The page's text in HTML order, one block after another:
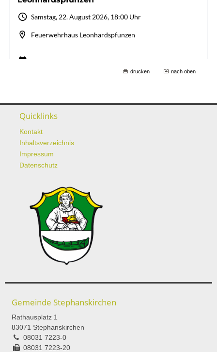
drucken nach oben
Quicklinks
Kontakt
Inhaltsverzeichnis
Impressum
Datenschutz
Gemeinde Stephanskirchen
Rathausplatz 1
83071 Stephanskirchen
08031 7223-0
08031 7223-20